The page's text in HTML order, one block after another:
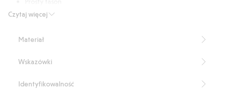
Czytaj więcej
Wiązania na rękawach
Produkt zawiera 84% włókien LENZING™ ECOVERO™.
LENZING™ ECOVERO™ Blend
Materiał
Wskazówki
Identyfikowalność